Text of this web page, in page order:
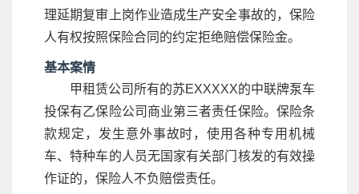
理延期复审上岗作业造成生产安全事故的，保险
人有权按照保险合同的约定拒绝赔偿保险金。
基本案情
甲租赁公司所有的苏EXXXXX的中联牌泵车
投保有乙保险公司商业第三者责任保险。保险条
款规定，发生意外事故时，使用各种专用机械
车、特种车的人员无国家有关部门核发的有效操
作证的，保险人不负赔偿责任。